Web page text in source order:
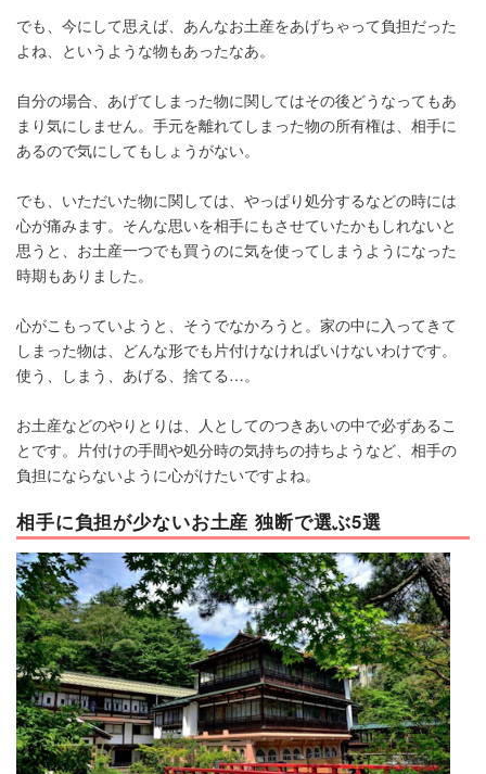
でも、今にして思えば、あんなお土産をあげちゃって負担だった
よね、というような物もあったなあ。
自分の場合、あげてしまった物に関してはその後どうなってもあ
まり気にしません。手元を離れてしまった物の所有権は、相手に
あるので気にしてもしょうがない。
でも、いただいた物に関しては、やっぱり処分するなどの時には
心が痛みます。そんな思いを相手にもさせていたかもしれないと
思うと、お土産一つでも買うのに気を使ってしまうようになった
時期もありました。
心がこもっていようと、そうでなかろうと。家の中に入ってきて
しまった物は、どんな形でも片付けなければいけないわけです。
使う、しまう、あげる、捨てる…。
お土産などのやりとりは、人としてのつきあいの中で必ずあるこ
とです。片付けの手間や処分時の気持ちの持ちようなど、相手の
負担にならないように心がけたいですよね。
相手に負担が少ないお土産 独断で選ぶ5選